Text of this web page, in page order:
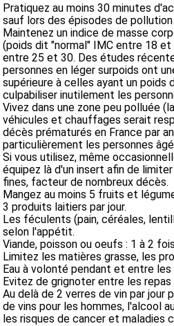
Pratiquez au moins 30 minutes
sauf lors des épisodes de
Maintenez un indice de masse
(poids dit "normal" IMC entre 18
entre 25 et 30. Des études
personnes en léger surpoids ont
supérieure à celles ayant un poids
culpabiliser inutilement les
Vivez dans une zone peu polluée
véhicules et chauffages serait
décès prématurés en France par
particulièrement les personnes
Si vous utilisez, même
équipez là d'un insert afin de
fines, facteur de nombreux décès.
Mangez au moins 5 fruits et
3 produits laitiers par jour.
Les féculents (pain, céréales,
selon l'appétit.
Viande, poisson ou oeufs : 1 à 2
Limitez les matières grasse, les
Eau à volonté pendant et entre les
Evitez de grignoter entre les repas
Au delà de 2 verres de vin par jour
de vins pour les hommes, l'alcool
les risques de cancer et maladies